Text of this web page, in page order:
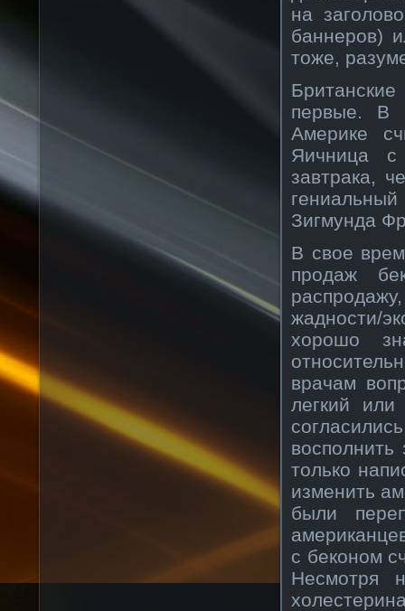
на
баннеров)
тоже,
первые. В
Америке
Яичница
завтрака,
Зигмунда
В свое
продаж
жадности/
хорошо
врачам
легкий
только
изменить
были
с беконом
Несмотря